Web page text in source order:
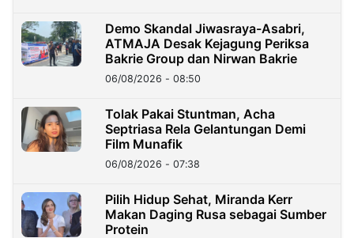
Demo Skandal Jiwasraya-Asabri,
ATMAJA Desak Kejagung Periksa
Bakrie Group dan Nirwan Bakrie
06/08/2026 - 08:50
Tolak Pakai Stuntman, Acha
Septriasa Rela Gelantungan Demi
Film Munafik
06/08/2026 - 07:38
Pilih Hidup Sehat, Miranda Kerr
Makan Daging Rusa sebagai Sumber
Protein